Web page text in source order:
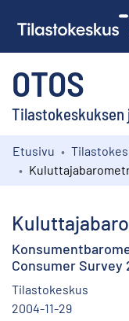
OTOS
Kokoelmat
Etusivu
Consumer Survey
Tilastokeskus
2004-11-29